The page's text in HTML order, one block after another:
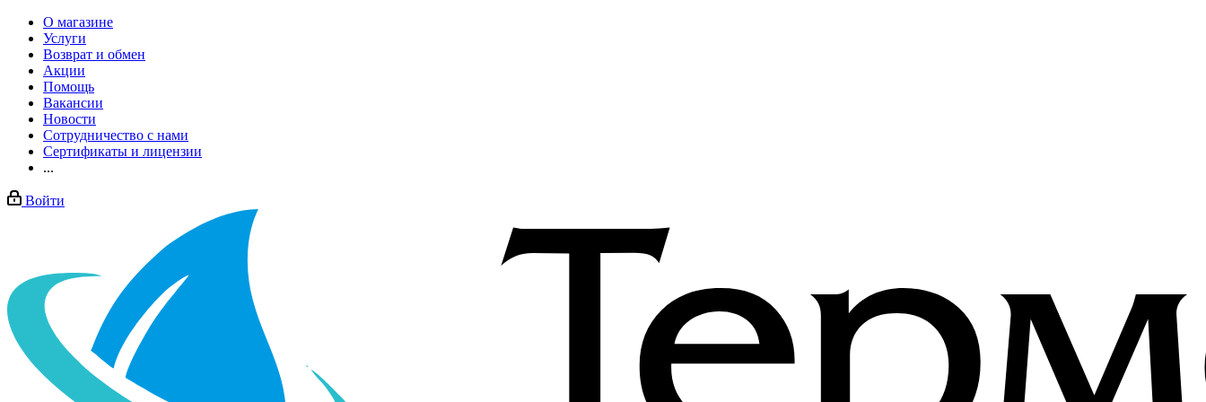
О магазине
Услуги
Возврат и обмен
Акции
Помощь
Вакансии
Новости
Сотрудничество с нами
Сертификаты и лицензии
...
Войти